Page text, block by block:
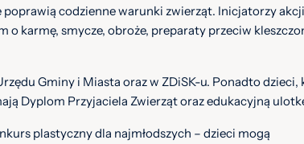
codzienne warunki zwierząt. Inicjatorzy
o karmę, smycze, obroże, preparaty przeciw
Gminy i Miasta oraz w ZDiSK-u. Ponadto dzieci,
Dyplom Przyjaciela Zwierząt oraz edukacyjną
plastyczny dla najmłodszych – dzieci mogą